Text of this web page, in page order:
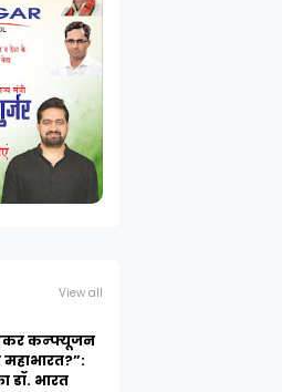
View all
कन्फ्यूजन
डॉ. भारत